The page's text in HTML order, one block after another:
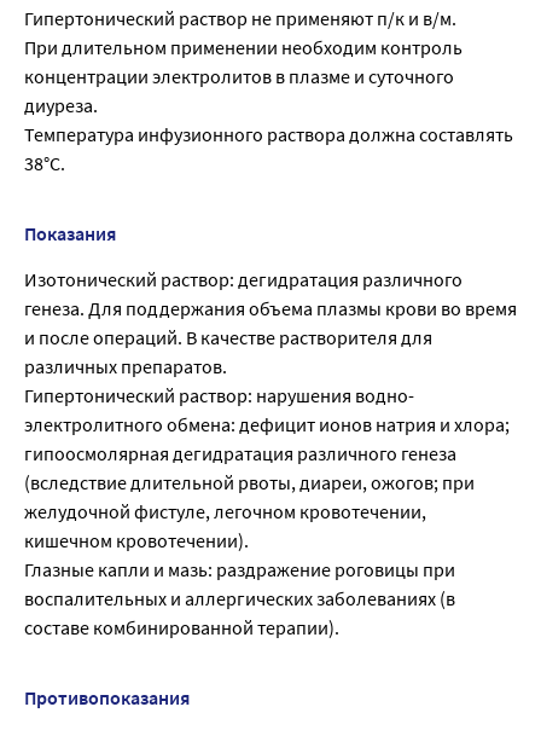
Гипертонический раствор не применяют п/к и в/м.
При длительном применении необходим контроль
концентрации электролитов в плазме и суточного
диуреза.
Температура инфузионного раствора должна составлять
38°С.
Показания
Изотонический раствор: дегидратация различного
генеза. Для поддержания объема плазмы крови во время
и после операций. В качестве растворителя для
различных препаратов.
Гипертонический раствор: нарушения водно-
электролитного обмена: дефицит ионов натрия и хлора;
гипоосмолярная дегидратация различного генеза
(вследствие длительной рвоты, диареи, ожогов; при
желудочной фистуле, легочном кровотечении,
кишечном кровотечении).
Глазные капли и мазь: раздражение роговицы при
воспалительных и аллергических заболеваниях (в
составе комбинированной терапии).
Противопоказания